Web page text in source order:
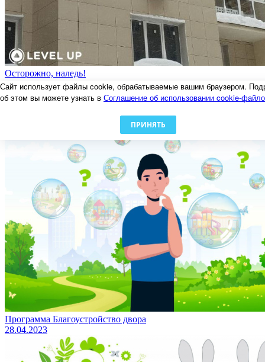
Осторожно, наледь!
06.02.2024
Программа Благоустройство двора
28.04.2023
Сайт использует файлы cookie, обрабатываемые вашим браузером.
об этом вы можете узнать в Соглашение об использовании cookie-
ПРИНЯТЬ